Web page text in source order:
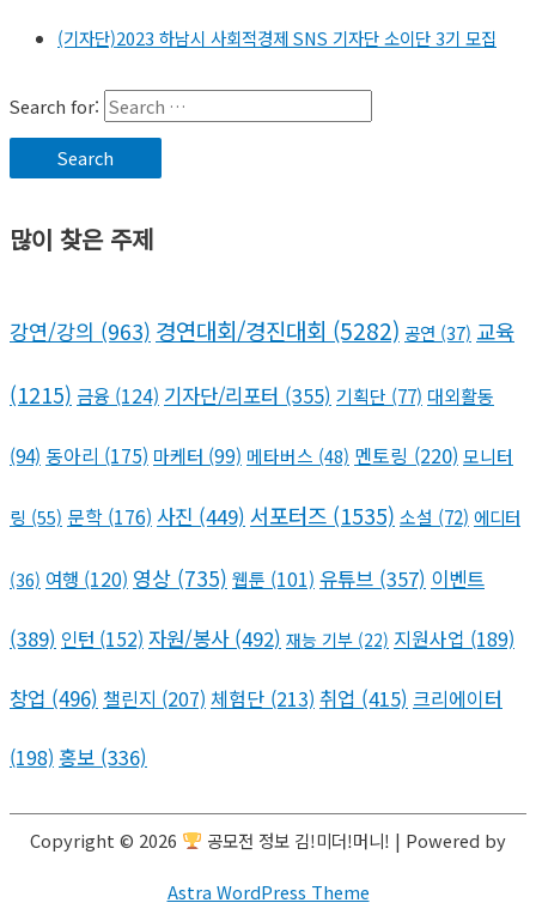
(기자단)2023 하남시 사회적경제 SNS 기자단 소이단 3기 모집
Search for:
많이 찾은 주제
강연/강의 (963) 경연대회/경진대회 (5282) 공연 (37) 교육
(1215) 금융 (124) 기자단/리포터 (355) 기획단 (77) 대외활동
(94) 동아리 (175) 마케터 (99) 메타버스 (48) 멘토링 (220) 모니터
링 (55) 문학 (176) 사진 (449) 서포터즈 (1535) 소설 (72) 에디터
(36) 여행 (120) 영상 (735) 웹툰 (101) 유튜브 (357) 이벤트
(389) 인턴 (152) 자원/봉사(492) 재능 기부 (22) 지원사업 (189)
창업 (496) 챌린지 (207) 체험단 (213) 취업 (415) 크리에이터
(198) 홍보 (336)
Copyright © 2026 공모전 정보 김!미더!머니! | Powered by
Astra WordPress Theme